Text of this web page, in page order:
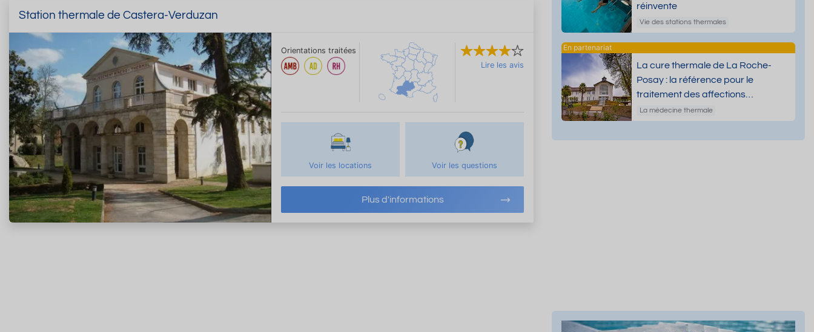
Station thermale de Castera-Verduzan
Orientations traitées
Lire les avis
Voir les locations Voir les questions
Plus d'informations
réinvente
Vie des stations thermales
La cure thermale de La Roche-
Posay : la référence pour le
traitement des affections
dermatologiques
La médecine thermale